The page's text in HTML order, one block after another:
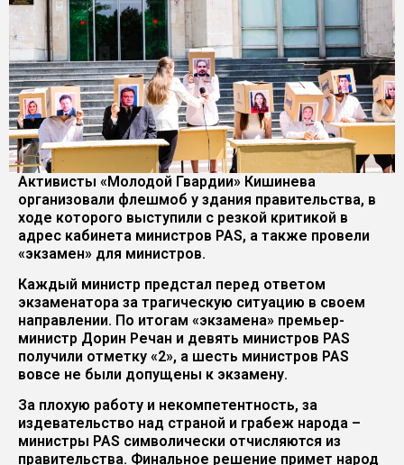
Активисты «Молодой Гвардии» Кишинева
организовали флешмоб у здания правительства, в
ходе которого выступили с резкой критикой в
адрес кабинета министров PAS, а также провели
«экзамен» для министров.
Каждый министр предстал перед ответом
экзаменатора за трагическую ситуацию в своем
направлении. По итогам «экзамена» премьер-
министр Дорин Речан и девять министров PAS
получили отметку «2», а шесть министров PAS
вовсе не были допущены к экзамену.
За плохую работу и некомпетентность, за
издевательство над страной и грабеж народа –
министры PAS символически отчисляются из
правительства. Финальное решение примет народ